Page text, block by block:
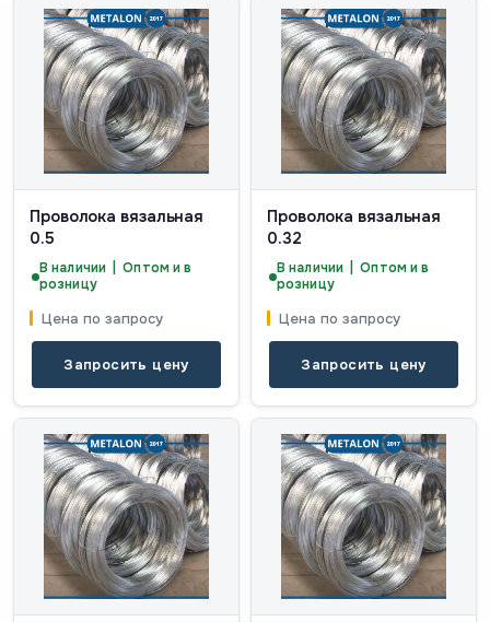
Проволока вязальная
0.5
В наличии | Оптом и в
розницу
Цена по запросу
Запросить цену
Проволока вязальная
0.32
В наличии | Оптом и в
розницу
Цена по запросу
Запросить цену